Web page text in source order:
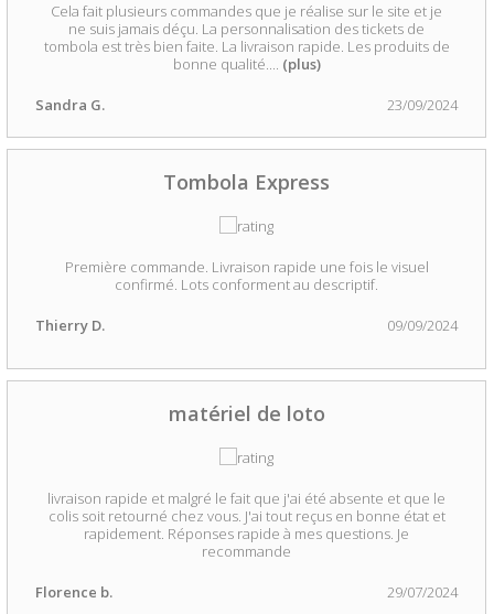
Cela fait plusieurs commandes que je réalise sur le site et je
ne suis jamais déçu. La personnalisation des tickets de
tombola est très bien faite. La livraison rapide. Les produits de
bonne qualité.... (plus)
Sandra G. 23/09/2024
Tombola Express
Première commande. Livraison rapide une fois le visuel
confirmé. Lots conforment au descriptif.
Thierry D. 09/09/2024
matériel de loto
livraison rapide et malgré le fait que j'ai été absente et que le
colis soit retourné chez vous. J'ai tout reçus en bonne état et
rapidement. Réponses rapide à mes questions. Je
recommande
Florence b. 29/07/2024